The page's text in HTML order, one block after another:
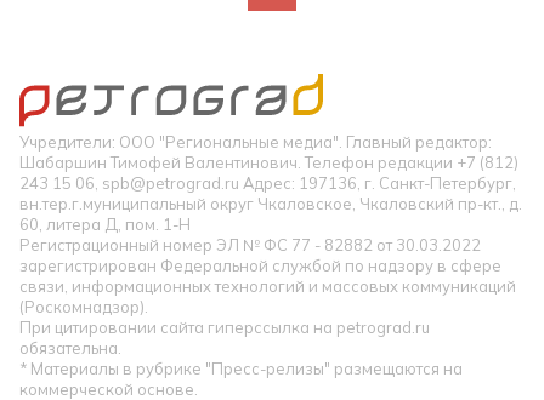
Учредители: ООО "Региональные медиа". Главный редактор:
Шабаршин Тимофей Валентинович. Телефон редакции +7 (812)
243 15 06, spb@petrograd.ru Адрес: 197136, г. Санкт-Петербург,
вн.тер.г.муниципальный округ Чкаловское, Чкаловский пр-кт., д.
60, литера Д, пом. 1-Н
Регистрационный номер ЭЛ № ФС 77 - 82882 от 30.03.2022
зарегистрирован Федеральной службой по надзору в сфере
связи, информационных технологий и массовых коммуникаций
(Роскомнадзор).
При цитировании сайта гиперссылка на petrograd.ru
обязательна.
* Материалы в рубрике "Пресс-релизы" размещаются на
коммерческой основе.